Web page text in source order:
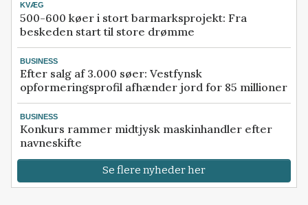
KVÆG
500-600 køer i stort barmarksprojekt: Fra
beskeden start til store drømme
BUSINESS
Efter salg af 3.000 søer: Vestfynsk
opformeringsprofil afhænder jord for 85 millioner
BUSINESS
Konkurs rammer midtjysk maskinhandler efter
navneskifte
Se flere nyheder her